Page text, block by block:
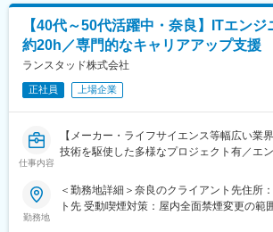
しますが負担がない範囲で通勤いただいて
変更の範囲：会社の定める業務
が不可欠であり、「技術の革新」には「人
ます。
・私たちは、エンジニアを『人』として大
発揮できるよう教育事業にも力を入れてお
が成長出来るプラットフォームを整えていま
【40代～50代活躍中・奈良】ITエン
約20h／専門的なキャリアアップ支援
ランスタッド株式会社
正社員 上場企業
仕事内容
【メーカー・ライフサイエンス等幅広い業
技術を駆使した多様なプロジェクト有／エ
■業務内容：
勤務地
＜勤務地詳細＞奈良のクライアント先住所
ト先 受動喫煙対策：屋内全面禁煙変更の範